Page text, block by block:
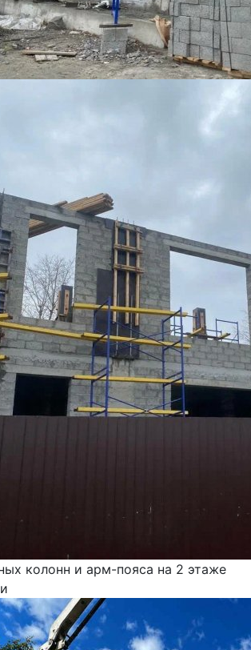
колонн и арм-пояса на 2 этаже